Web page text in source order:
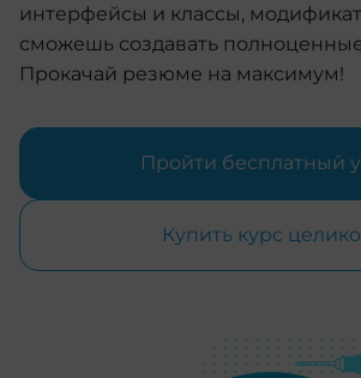
интерфейсы и классы,
сможешь создавать
Прокачай резюме на максимум!
Пройти бесплатный
Купить курс